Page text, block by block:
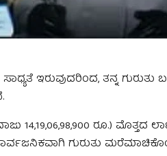
ಇರುವುದರಿಂದ, ತನ್ನ
ರೂ.) ಮೊತ್ತದ ಲಾಟರಿ
ಗುರುತು